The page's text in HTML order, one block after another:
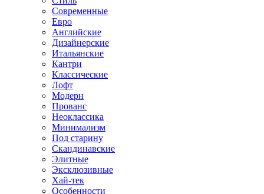
Современные
Евро
Английские
Дизайнерские
Итальянские
Кантри
Классические
Лофт
Модерн
Прованс
Неоклассика
Минимализм
Под старину
Скандинавские
Элитные
Эксклюзивные
Хай-тек
Особенности